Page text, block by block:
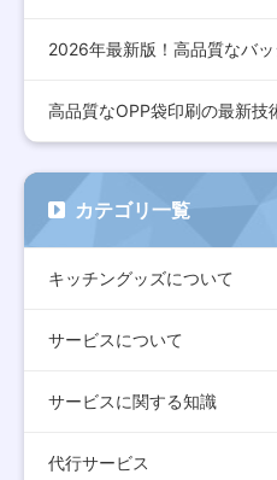
カテゴリ一覧
キッチングッズについて
サービスについて
サービスに関する知識
代行サービス